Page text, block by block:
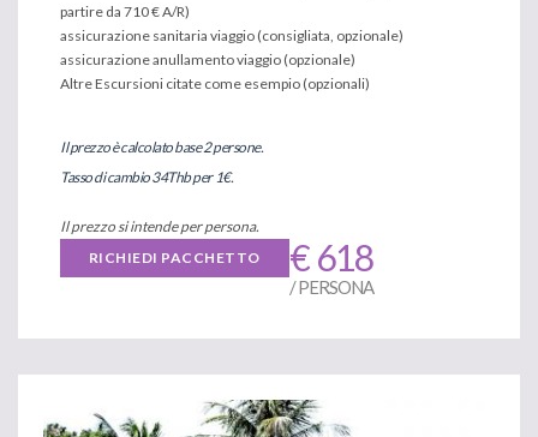
partire da 710 € A/R)
assicurazione sanitaria viaggio (consigliata, opzionale)
assicurazione anullamento viaggio (opzionale)
Altre Escursioni citate come esempio (opzionali)​
Il prezzo è calcolato base 2 persone.
Tasso di cambio 34Thb per 1€.
Il prezzo si intende per persona.
RICHIEDI PACCHETTO
€ 618
/ PERSONA